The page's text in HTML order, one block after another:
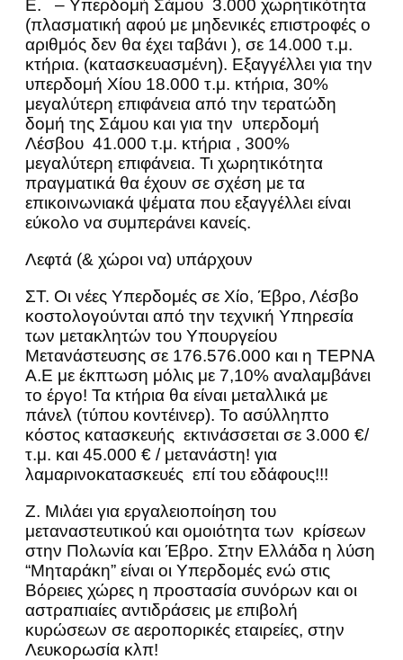
Ε. – Υπερδομή Σάμου 3.000 χωρητικότητα
(πλασματική αφού με μηδενικές επιστροφές ο
αριθμός δεν θα έχει ταβάνι ), σε 14.000 τ.μ.
κτήρια. (κατασκευασμένη). Εξαγγέλλει για την
υπερδομή Χίου 18.000 τ.μ. κτήρια, 30%
μεγαλύτερη επιφάνεια από την τερατώδη
δομή της Σάμου και για την υπερδομή
Λέσβου 41.000 τ.μ. κτήρια , 300%
μεγαλύτερη επιφάνεια. Τι χωρητικότητα
πραγματικά θα έχουν σε σχέση με τα
επικοινωνιακά ψέματα που εξαγγέλλει είναι
εύκολο να συμπεράνει κανείς.
Λεφτά (& χώροι να) υπάρχουν
ΣΤ. Οι νέες Υπερδομές σε Χίο, Έβρο, Λέσβο
κοστολογούνται από την τεχνική Υπηρεσία
των μετακλητών του Υπουργείου
Μετανάστευσης σε 176.576.000 και η ΤΕΡΝΑ
Α.Ε με έκπτωση μόλις με 7,10% αναλαμβάνει
το έργο! Τα κτήρια θα είναι μεταλλικά με
πάνελ (τύπου κοντέινερ). Το ασύλληπτο
κόστος κατασκευής εκτινάσσεται σε 3.000 €/
τ.μ. και 45.000 € / μετανάστη! για
λαμαρινοκατασκευές επί του εδάφους!!!
Ζ. Μιλάει για εργαλειοποίηση του
μεταναστευτικού και ομοιότητα των κρίσεων
στην Πολωνία και Έβρο. Στην Ελλάδα η λύση
“Μηταράκη” είναι οι Υπερδομές ενώ στις
Βόρειες χώρες η προστασία συνόρων και οι
αστραπιαίες αντιδράσεις με επιβολή
κυρώσεων σε αεροπορικές εταιρείες, στην
Λευκορωσία κλπ!